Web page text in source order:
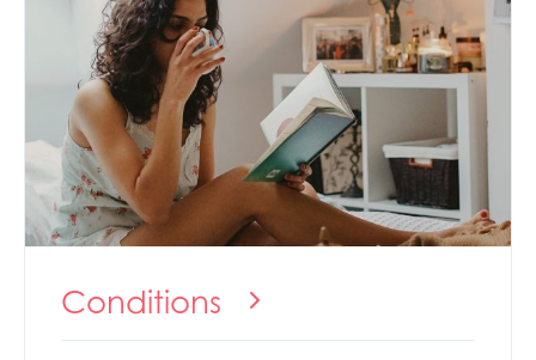
Conditions